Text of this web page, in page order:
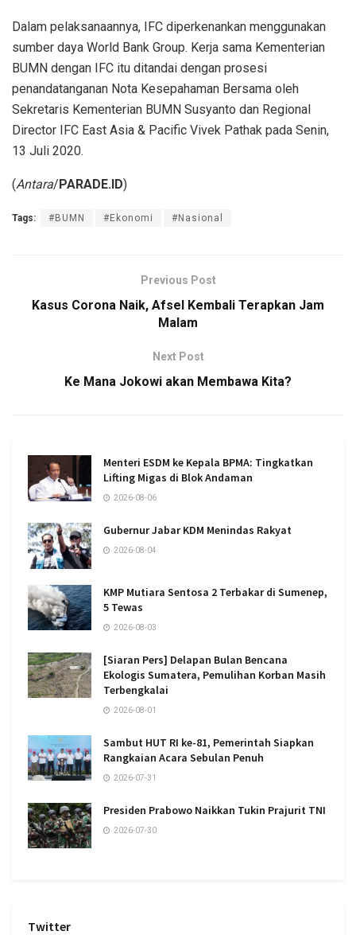
Dalam pelaksanaannya, IFC diperkenankan menggunakan
sumber daya World Bank Group. Kerja sama Kementerian
BUMN dengan IFC itu ditandai dengan prosesi
penandatanganan Nota Kesepahaman Bersama oleh
Sekretaris Kementerian BUMN Susyanto dan Regional
Director IFC East Asia & Pacific Vivek Pathak pada Senin,
13 Juli 2020.
(Antara/ PARADE.ID)
Tags: #BUMN #Ekonomi #Nasional
Previous Post
Kasus Corona Naik, Afsel Kembali Terapkan Jam
Malam
Next Post
Ke Mana Jokowi akan Membawa Kita?
Menteri ESDM ke Kepala BPMA: Tingkatkan
Lifting Migas di Blok Andaman
2026-08-06
Gubernur Jabar KDM Menindas Rakyat
2026-08-04
KMP Mutiara Sentosa 2 Terbakar di Sumenep,
5 Tewas
2026-08-03
[Siaran Pers] Delapan Bulan Bencana
Ekologis Sumatera, Pemulihan Korban Masih
Terbengkalai
2026-08-01
Sambut HUT RI ke-81, Pemerintah Siapkan
Rangkaian Acara Sebulan Penuh
2026-07-31
Presiden Prabowo Naikkan Tukin Prajurit TNI
2026-07-30
Twitter